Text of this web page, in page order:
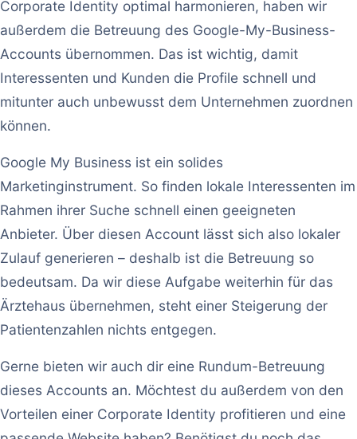
Corporate Identity optimal harmonieren, haben wir
außerdem die Betreuung des Google-My-Business-
Accounts übernommen. Das ist wichtig, damit
Interessenten und Kunden die Profile schnell und
mitunter auch unbewusst dem Unternehmen zuordnen
können.
Google My Business ist ein solides
Marketinginstrument. So finden lokale Interessenten im
Rahmen ihrer Suche schnell einen geeigneten
Anbieter. Über diesen Account lässt sich also lokaler
Zulauf generieren – deshalb ist die Betreuung so
bedeutsam. Da wir diese Aufgabe weiterhin für das
Ärztehaus übernehmen, steht einer Steigerung der
Patientenzahlen nichts entgegen.
Gerne bieten wir auch dir eine Rundum-Betreuung
dieses Accounts an. Möchtest du außerdem von den
Vorteilen einer Corporate Identity profitieren und eine